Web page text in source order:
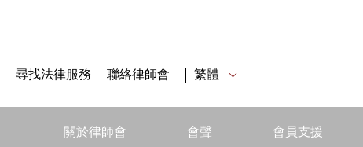
尋找法律服務 聯絡律師會 繁體
關於律師會 會聲 會員支援